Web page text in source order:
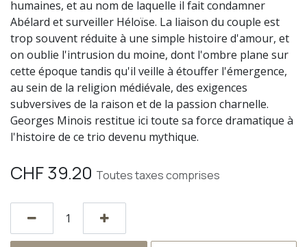
humaines, et au nom de laquelle il fait condamner
Abélard et surveiller Héloïse. La liaison du couple est
trop souvent réduite à une simple histoire d'amour, et
on oublie l'intrusion du moine, dont l'ombre plane sur
cette époque tandis qu'il veille à étouffer l'émergence,
au sein de la religion médiévale, des exigences
subversives de la raison et de la passion charnelle.
Georges Minois restitue ici toute sa force dramatique à
l'histoire de ce trio devenu mythique.
CHF39.20 Toutes taxes comprises